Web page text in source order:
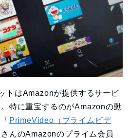
トはAmazonが提供するサービ
特に重宝するのがAmazonの動
PrimeVideo（プライムビデ
んのAmazonのプライム会員